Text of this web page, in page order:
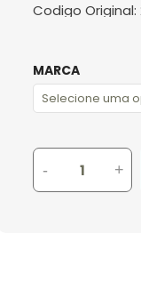
Codigo Original:
MARCA
- +